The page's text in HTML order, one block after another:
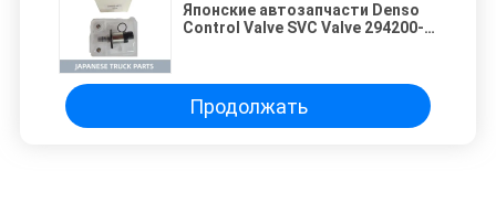
Японские автозапчасти Denso
Control Valve SVC Valve 294200-
ISUZU Части
Продолжать